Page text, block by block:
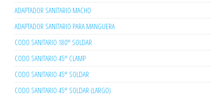
ADAPTADOR SANITARIO MACHO
ADAPTADOR SANITARIO PARA MANGUERA
CODO SANITARIO 180° SOLDAR
CODO SANITARIO 45° CLAMP
CODO SANITARIO 45° SOLDAR
CODO SANITARIO 45° SOLDAR (LARGO)